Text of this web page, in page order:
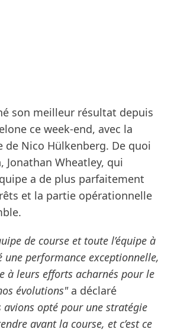
son meilleur résultat depuis
ce week-end, avec la
de Nico Hülkenberg. De quoi
Jonathan Wheatley, qui
a de plus parfaitement
et la partie opérationnelle
de course et toute l’équipe à
une performance exceptionnelle,
à leurs efforts acharnés pour le
évolutions" a déclaré
avions opté pour une stratégie
avant la course, et c’est ce